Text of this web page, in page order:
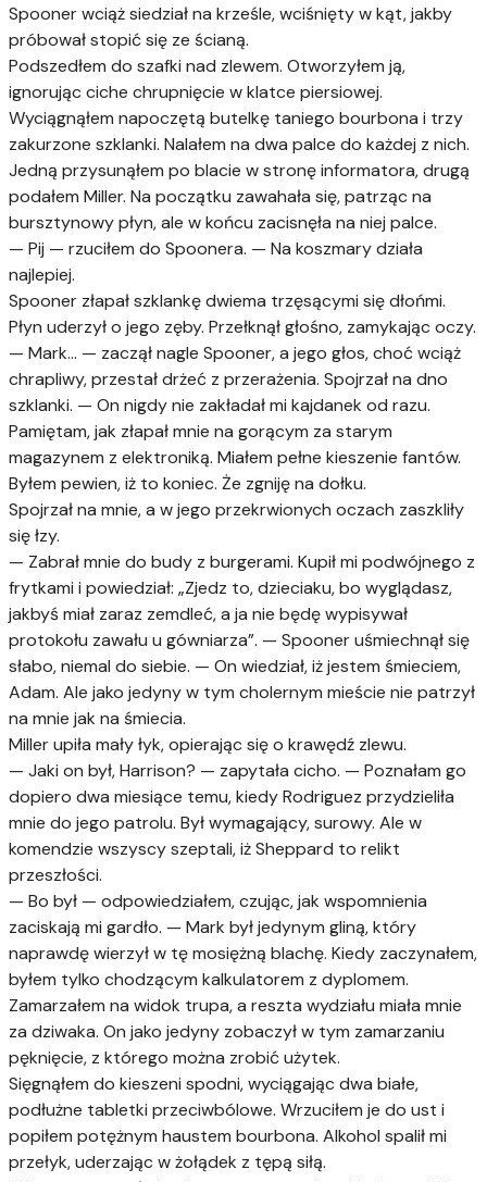
Spooner wciąż siedział na krześle, wciśnięty w kąt, jakby
próbował stopić się ze ścianą.
Podszedłem do szafki nad zlewem. Otworzyłem ją,
ignorując ciche chrupnięcie w klatce piersiowej.
Wyciągnąłem napoczętą butelkę taniego bourbona i trzy
zakurzone szklanki. Nalałem na dwa palce do każdej z nich.
Jedną przysunąłem po blacie w stronę informatora, drugą
podałem Miller. Na początku zawahała się, patrząc na
bursztynowy płyn, ale w końcu zacisnęła na niej palce.
— Pij — rzuciłem do Spoonera. — Na koszmary działa
najlepiej.
Spooner złapał szklankę dwiema trzęsącymi się dłońmi.
Płyn uderzył o jego zęby. Przełknął głośno, zamykając oczy.
— Mark... — zaczął nagle Spooner, a jego głos, choć wciąż
chrapliwy, przestał drżeć z przerażenia. Spojrzał na dno
szklanki. — On nigdy nie zakładał mi kajdanek od razu.
Pamiętam, jak złapał mnie na gorącym za starym
magazynem z elektroniką. Miałem pełne kieszenie fantów.
Byłem pewien, iż to koniec. Że zgniję na dołku.
Spojrzał na mnie, a w jego przekrwionych oczach zaszkliły
się łzy.
— Zabrał mnie do budy z burgerami. Kupił mi podwójnego z
frytkami i powiedział: „Zjedz to, dzieciaku, bo wyglądasz,
jakbyś miał zaraz zemdleć, a ja nie będę wypisywał
protokołu zawału u gówniarza”. — Spooner uśmiechnął się
słabo, niemal do siebie. — On wiedział, iż jestem śmieciem,
Adam. Ale jako jedyny w tym cholernym mieście nie patrzył
na mnie jak na śmiecia.
Miller upiła mały łyk, opierając się o krawędź zlewu.
— Jaki on był, Harrison? — zapytała cicho. — Poznałam go
dopiero dwa miesiące temu, kiedy Rodriguez przydzieliła
mnie do jego patrolu. Był wymagający, surowy. Ale w
komendzie wszyscy szeptali, iż Sheppard to relikt
przeszłości.
— Bo był — odpowiedziałem, czując, jak wspomnienia
zaciskają mi gardło. — Mark był jedynym gliną, który
naprawdę wierzył w tę mosiężną blachę. Kiedy zaczynałem,
byłem tylko chodzącym kalkulatorem z dyplomem.
Zamarzałem na widok trupa, a reszta wydziału miała mnie
za dziwaka. On jako jedyny zobaczył w tym zamarzaniu
pęknięcie, z którego można zrobić użytek.
Sięgnąłem do kieszeni spodni, wyciągając dwa białe,
podłużne tabletki przeciwbólowe. Wrzuciłem je do ust i
popiłem potężnym haustem bourbona. Alkohol spalił mi
przełyk, uderzając w żołądek z tępą siłą.